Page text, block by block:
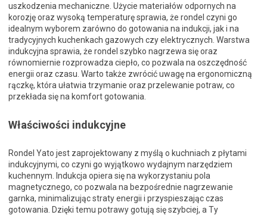
uszkodzenia mechaniczne. Użycie materiałów odpornych na
korozję oraz wysoką temperaturę sprawia, że rondel czyni go
idealnym wyborem zarówno do gotowania na indukcji, jak i na
tradycyjnych kuchenkach gazowych czy elektrycznych. Warstwa
indukcyjna sprawia, że rondel szybko nagrzewa się oraz
równomiernie rozprowadza ciepło, co pozwala na oszczędność
energii oraz czasu. Warto także zwrócić uwagę na ergonomiczną
rączkę, która ułatwia trzymanie oraz przelewanie potraw, co
przekłada się na komfort gotowania.
Właściwości indukcyjne
Rondel Yato jest zaprojektowany z myślą o kuchniach z płytami
indukcyjnymi, co czyni go wyjątkowo wydajnym narzędziem
kuchennym. Indukcja opiera się na wykorzystaniu pola
magnetycznego, co pozwala na bezpośrednie nagrzewanie
garnka, minimalizując straty energii i przyspieszając czas
gotowania. Dzięki temu potrawy gotują się szybciej, a Ty